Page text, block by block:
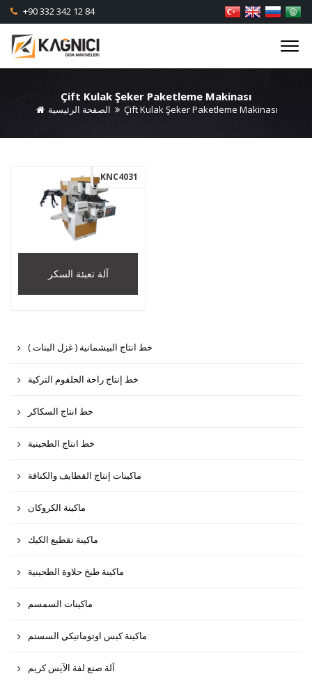
+90 332 342 12 84
Çift Kulak Şeker Paketleme Makinası
الصفحة الرئيسية Çift Kulak Şeker Paketleme Makinası
KNC4031
آلة تعبئة السكر
( خط انتاج البيشمانية ( غزل البنات
خط إنتاج راحة الحلقوم التركية
خط انتاج السكاكر
خط انتاج الطحينية
ماكينات إنتاج القطايف والكنافة
ماكينة الكروكان
ماكينة تقطيع الكيك
ماكينة طبخ حلاوة الطحينية
ماكينات السمسم
ماكينة كبس اوتوماتيكي السستم
آلة صنع لفة الآيس كريم